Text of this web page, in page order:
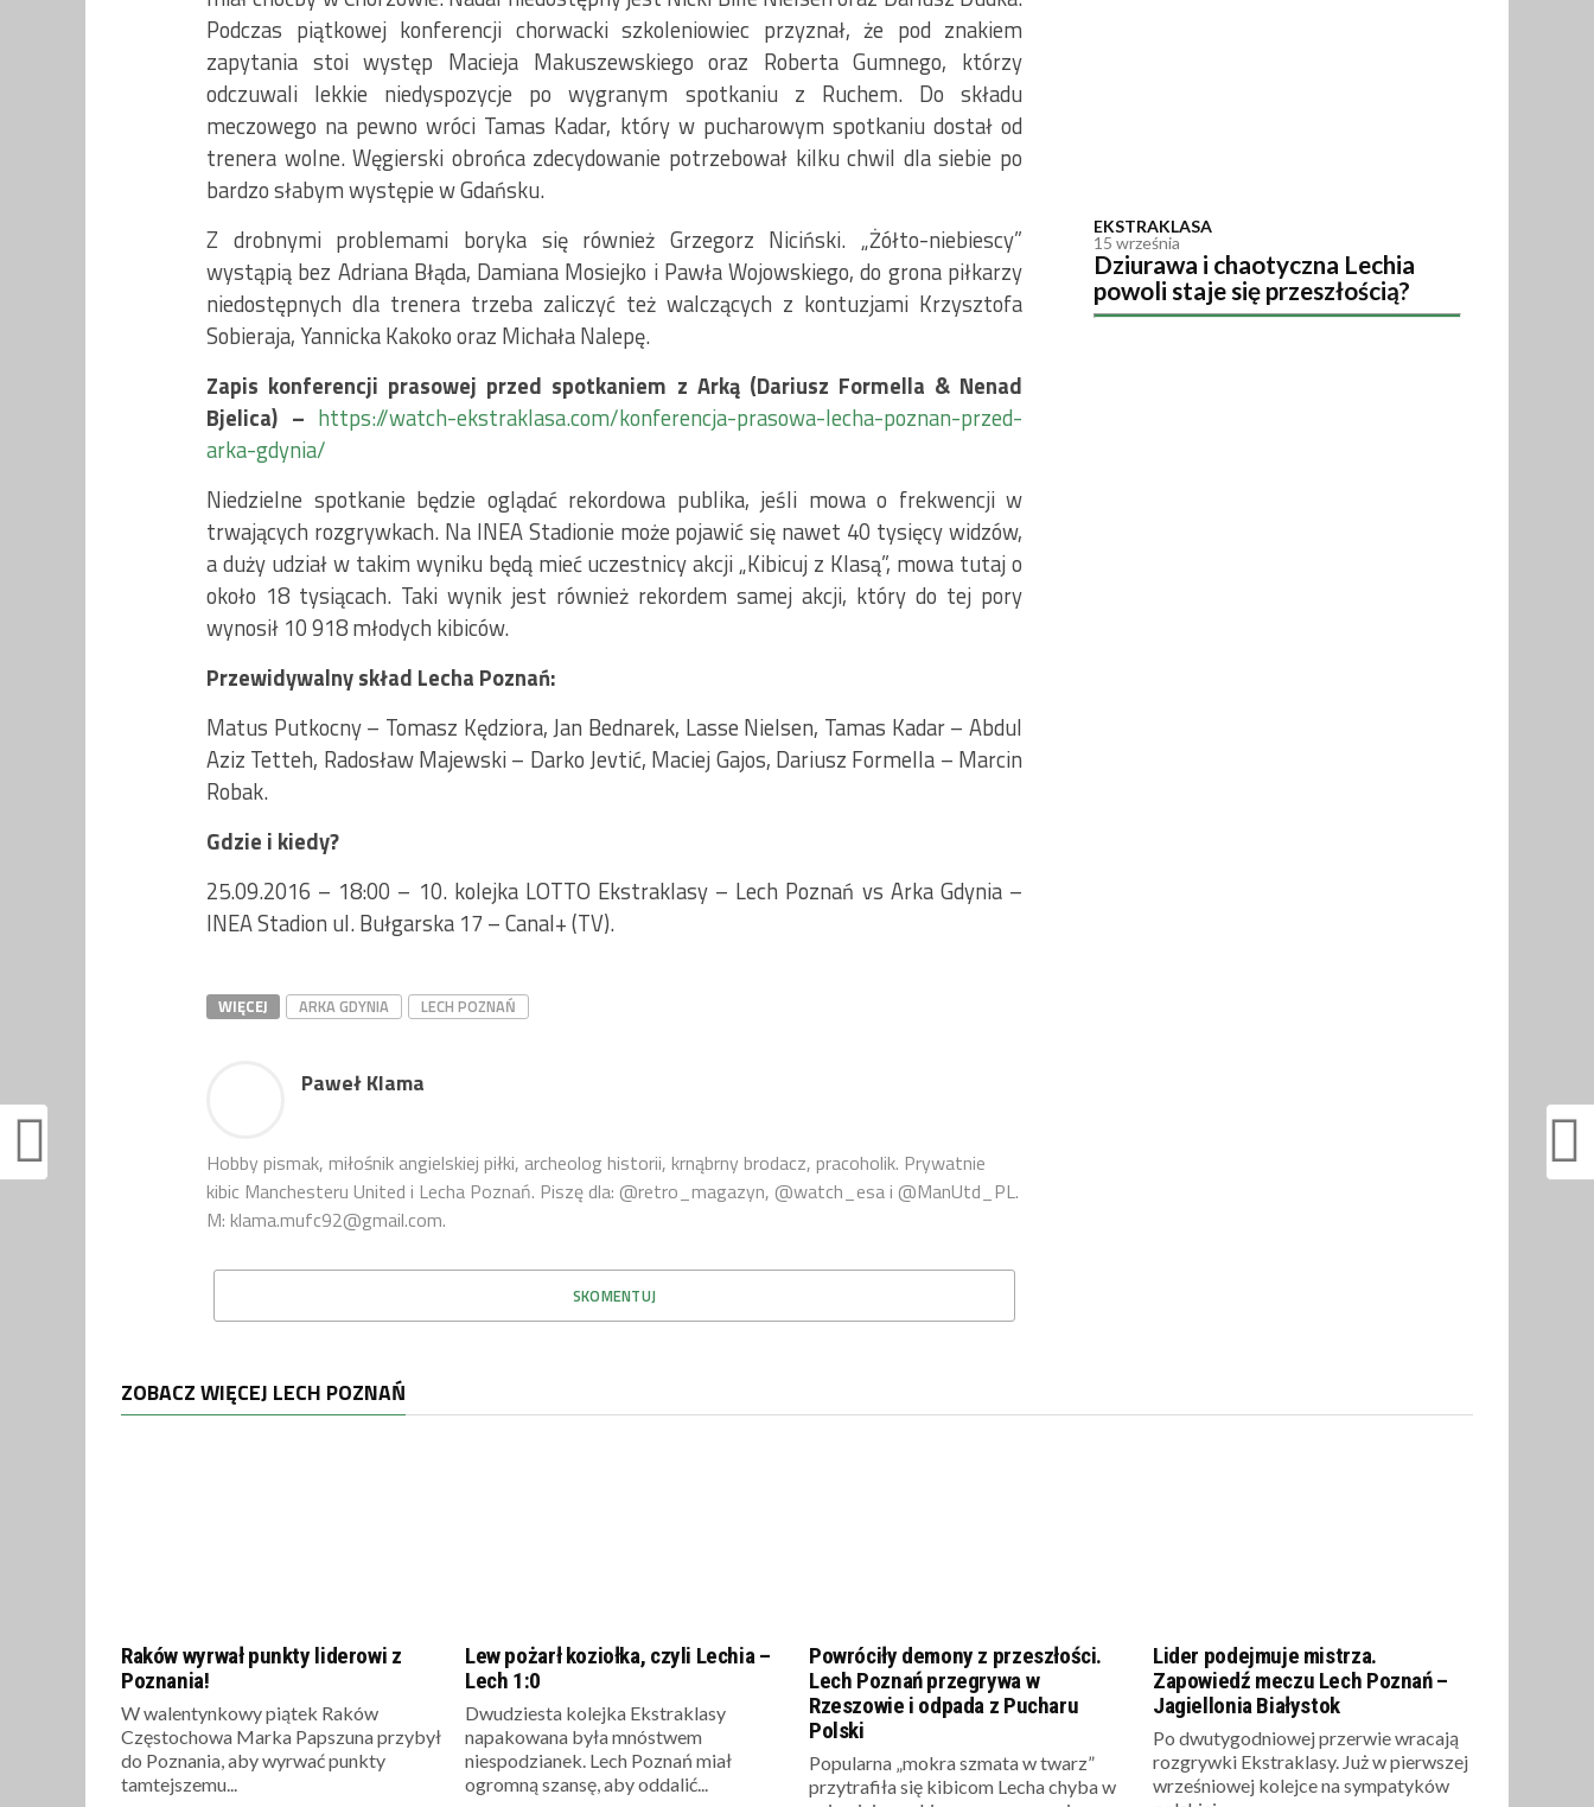
Podczas piątkowej konferencji chorwacki szkoleniowiec przyznał, że pod znakiem
zapytania stoi występ Macieja Makuszewskiego oraz Roberta Gumnego, którzy
odczuwali lekkie niedyspozycje po wygranym spotkaniu z Ruchem. Do składu
meczowego na pewno wróci Tamas Kadar, który w pucharowym spotkaniu dostał od
trenera wolne. Węgierski obrońca zdecydowanie potrzebował kilku chwil dla siebie po
bardzo słabym występie w Gdańsku.
Z drobnymi problemami boryka się również Grzegorz Niciński. „Żółto-niebiescy”
wystąpią bez Adriana Błąda, Damiana Mosiejko i Pawła Wojowskiego, do grona piłkarzy
niedostępnych dla trenera trzeba zaliczyć też walczących z kontuzjami Krzysztofa
Sobieraja, Yannicka Kakoko oraz Michała Nalepę.
Zapis konferencji prasowej przed spotkaniem z Arką (Dariusz Formella & Nenad
Bjelica) – https://watch-ekstraklasa.com/konferencja-prasowa-lecha-poznan-przed-
arka-gdynia/
Niedzielne spotkanie będzie oglądać rekordowa publika, jeśli mowa o frekwencji w
trwających rozgrywkach. Na INEA Stadionie może pojawić się nawet 40 tysięcy widzów,
a duży udział w takim wyniku będą mieć uczestnicy akcji „Kibicuj z Klasą”, mowa tutaj o
około 18 tysiącach. Taki wynik jest również rekordem samej akcji, który do tej pory
wynosił 10 918 młodych kibiców.
Przewidywalny skład Lecha Poznań:
Matus Putkocny – Tomasz Kędziora, Jan Bednarek, Lasse Nielsen, Tamas Kadar – Abdul
Aziz Tetteh, Radosław Majewski – Darko Jevtić, Maciej Gajos, Dariusz Formella – Marcin
Robak.
Gdzie i kiedy?
25.09.2016 – 18:00 – 10. kolejka LOTTO Ekstraklasy – Lech Poznań vs Arka Gdynia –
INEA Stadion ul. Bułgarska 17 – Canal+ (TV).
WIĘCEJ ARKA GDYNIA LECH POZNAŃ
Paweł Klama
Hobby pismak, miłośnik angielskiej piłki, archeolog historii, krnąbrny brodacz, pracoholik. Prywatnie
kibic Manchesteru United i Lecha Poznań. Piszę dla: @retro_magazyn, @watch_esa i @ManUtd_PL.
M: klama.mufc92@gmail.com.
SKOMENTUJ
EKSTRAKLASA
15 września
Dziurawa i chaotyczna Lechia
powoli staje się przeszłością?
ZOBACZ WIĘCEJ LECH POZNAŃ
Raków wyrwał punkty liderowi z
Poznania!
W walentynkowy piątek Raków
Częstochowa Marka Papszuna przybył
do Poznania, aby wyrwać punkty
tamtejszemu...
Lew pożarł koziołka, czyli Lechia –
Lech 1:0
Dwudziesta kolejka Ekstraklasy
napakowana była mnóstwem
niespodzianek. Lech Poznań miał
ogromną szansę, aby oddalić...
Powróciły demony z przeszłości.
Lech Poznań przegrywa w
Rzeszowie i odpada z Pucharu
Polski
Popularna „mokra szmata w twarz”
przytrafiła się kibicom Lecha chyba w
Lider podejmuje mistrza.
Zapowiedź meczu Lech Poznań –
Jagiellonia Białystok
Po dwutygodniowej przerwie wracają
rozgrywki Ekstraklasy. Już w pierwszej
wrześniowej kolejce na sympatyków